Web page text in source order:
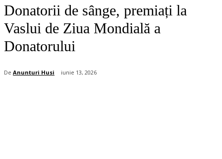
Donatorii de sânge, premiați la
Vaslui de Ziua Mondială a
Donatorului
De Anunturi Husi iunie 13, 2026